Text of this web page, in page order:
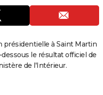
présidentielle à Saint Martin
le résultat officiel de
de l'Intérieur.